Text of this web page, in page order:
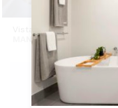
Vista de la caseta del
MANU GARCÍA